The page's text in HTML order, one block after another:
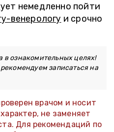
немедленно пойти
венерологу и срочно
ознакомительных целях!
записаться на
врачом и носит
не заменяет
Для рекомендаций по